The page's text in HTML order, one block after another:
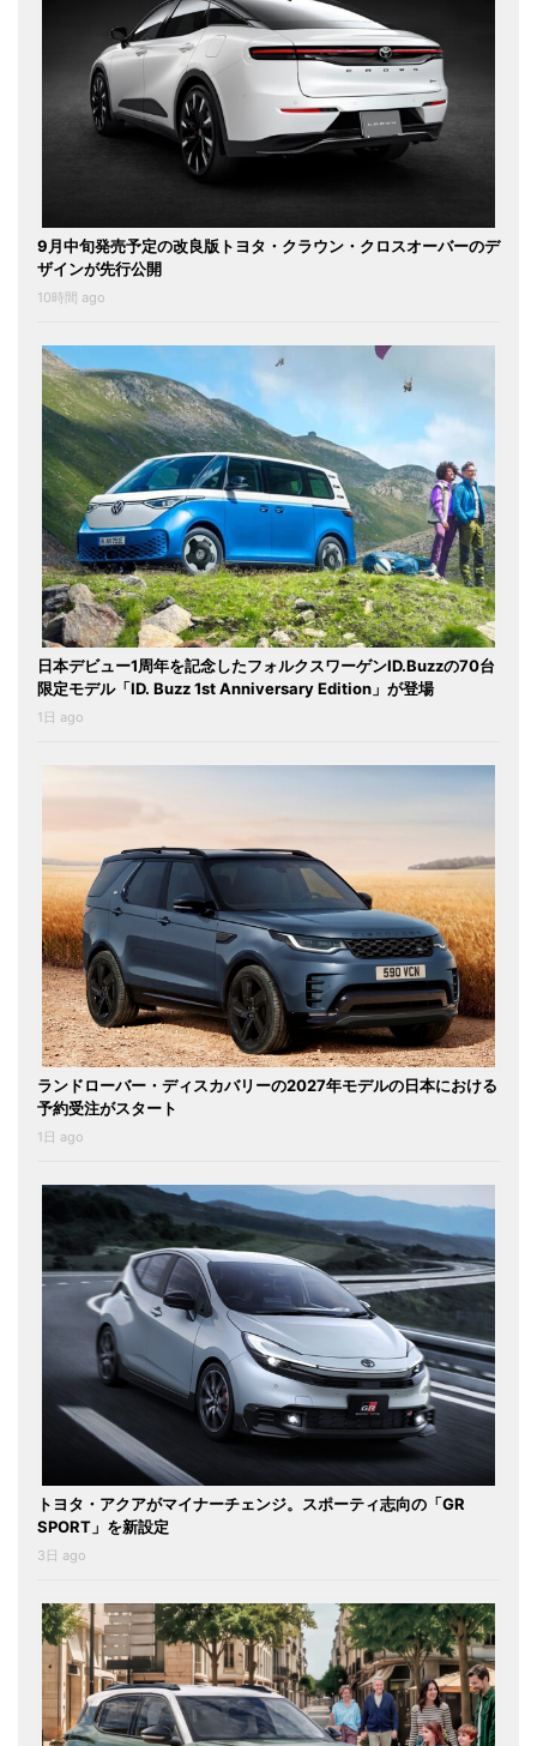
9月中旬発売予定の改良版トヨタ・クラウン・クロスオーバーのデ
ザインが先行公開
10時間 ago
日本デビュー1周年を記念したフォルクスワーゲンID.Buzzの70台
限定モデル「ID. Buzz 1st Anniversary Edition」が登場
1日 ago
ランドローバー・ディスカバリーの2027年モデルの日本における
予約受注がスタート
1日 ago
トヨタ・アクアがマイナーチェンジ。スポーティ志向の「GR
SPORT」を新設定
3日 ago